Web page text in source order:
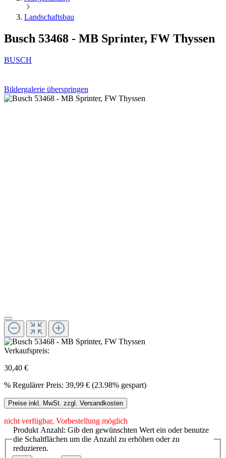
Landschaftsbau
Busch 53468 - MB Sprinter, FW Thyssen
BUSCH
Bildergalerie überspringen
Verkaufspreis:
30,40 €
% Regulärer Preis: 39,99 € (23.98% gespart)
Preise inkl. MwSt. zzgl. Versandkosten
nicht verfügbar, Vorbestellung möglich
Produkt Anzahl: Gib den gewünschten Wert ein oder benutze
die Schaltflächen um die Anzahl zu erhöhen oder zu
reduzieren.